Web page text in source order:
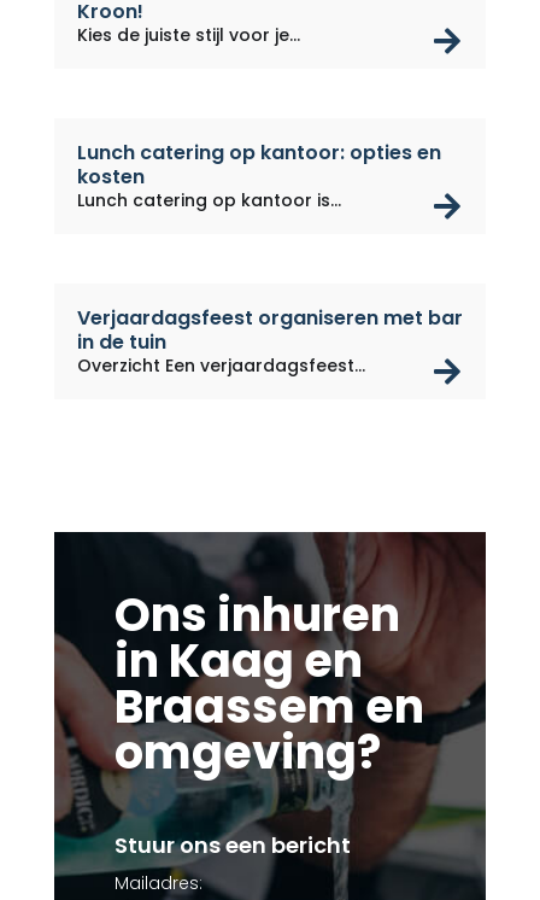
Kroon!
Kies de juiste stijl voor je...
Lunch catering op kantoor: opties en
kosten
Lunch catering op kantoor is...
Verjaardagsfeest organiseren met bar
in de tuin
Overzicht Een verjaardagsfeest...
Ons inhuren
in Kaag en
Braassem en
omgeving?
Stuur ons een bericht
Mailadres: